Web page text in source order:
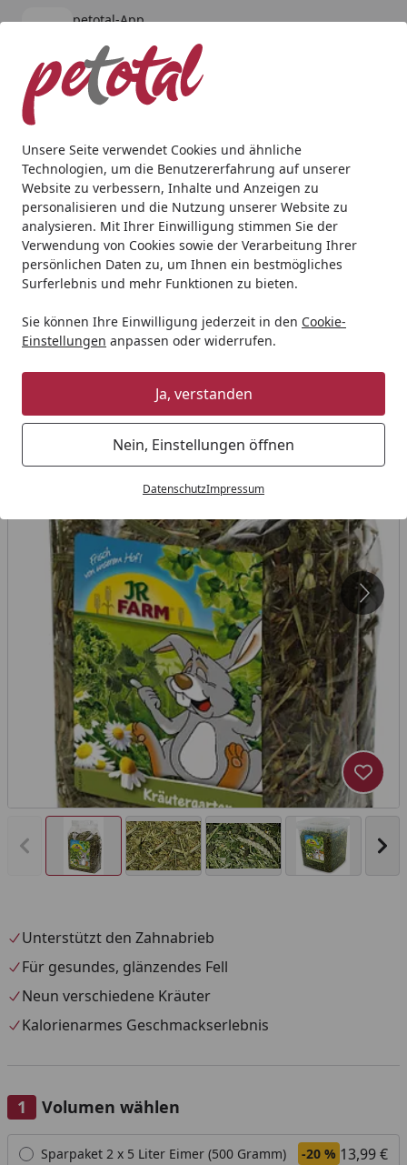
Unsere Seite verwendet Cookies und ähnliche
Technologien, um die Benutzererfahrung auf unserer
Website zu verbessern, Inhalte und Anzeigen zu
personalisieren und die Nutzung unserer Website zu
analysieren. Mit Ihrer Einwilligung stimmen Sie der
Verwendung von Cookies sowie der Verarbeitung Ihrer
persönlichen Daten zu, um Ihnen ein bestmögliches
Surferlebnis und mehr Funktionen zu bieten.
Sie können Ihre Einwilligung jederzeit in den Cookie-
Einstellungen anpassen oder widerrufen.
Ja, verstanden
Nein, Einstellungen öffnen
DatenschutzImpressum
petotal-App
kostenlos - Im App Store
Alle Produkte
Mein Konto
Suchen
Startseite
Andere Tierarten Kleintier Kleintierfutter
JR FARM Nager Kräutergarten
Raufutter für Kleintiere
(1 Bewertung)
Vorheriges Bild anzeigen
Unterstützt den Zahnabrieb
Für gesundes, glänzendes Fell
Neun verschiedene Kräuter
Kalorienarmes Geschmackserlebnis
Volumen wählen
Alle anzeigen (4)
Sparpaket 2 x 5 Liter Eimer (500 Gramm) -20 % 13,99 €